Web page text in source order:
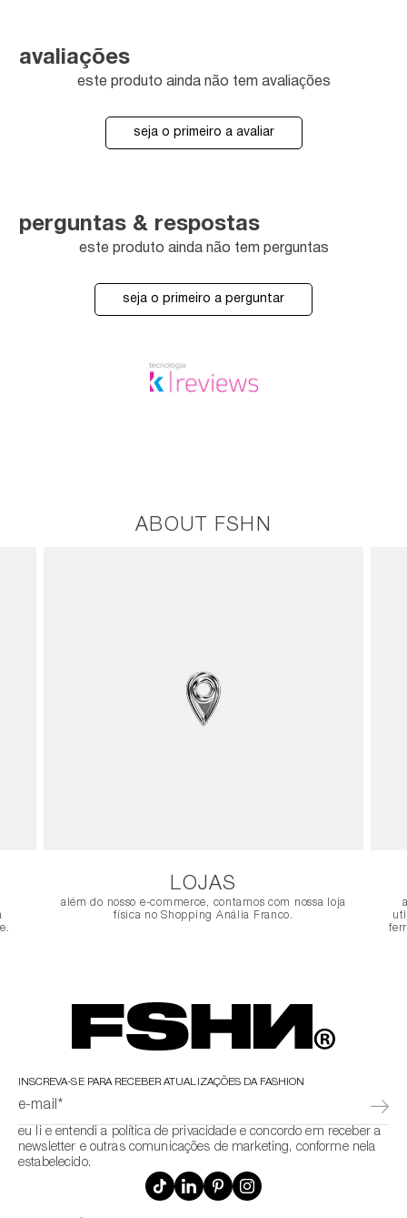
avaliações
este produto ainda não tem avaliações
seja o primeiro a avaliar
perguntas & respostas
este produto ainda não tem perguntas
seja o primeiro a perguntar
ABOUT FSHN
LOJAS
além do nosso e-commerce, contamos com nossa loja
física no Shopping Anália Franco.
INSCREVA-SE PARA RECEBER ATUALIZAÇÕES DA FASHION
e-mail*
eu li e entendi a política de privacidade e concordo em receber a
newsletter e outras comunicações de marketing, conforme nela
estabelecido.